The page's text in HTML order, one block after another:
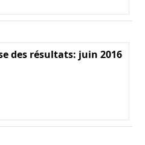
des résultats: juin 2016